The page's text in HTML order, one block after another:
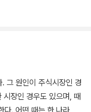
그 원인이 주식시장인 경
시장인 경우도 있으며, 때
다. 어떤 때는 한 나라